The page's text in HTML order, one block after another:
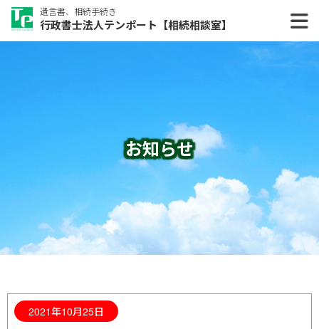
遺言書、相続手続き
行政書士法人テンポート【相続相談室】
お知らせ
2021年10月25日